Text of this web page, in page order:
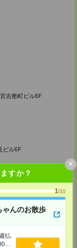
すか？
1/10
ゃんのお散歩
払
円
×
吉敷町ビル6F
ビル6F